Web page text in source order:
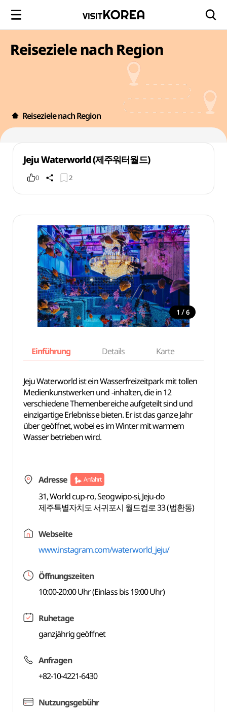
Reiseziele nach Region
Reiseziele nach Region
Jeju Waterworld (제주워터월드)
0 2
1 / 6
Einführung Details Karte
Jeju Waterworld ist ein Wasserfreizeitpark mit tollen
Medienkunstwerken und -inhalten, die in 12
verschiedene Themenbereiche aufgeteilt sind und
einzigartige Erlebnisse bieten. Er ist das ganze Jahr
über geöffnet, wobei es im Winter mit warmem
Wasser betrieben wird.
Adresse Anfahrt
31, World cup-ro, Seogwipo-si, Jeju-do
제주특별자치도 서귀포시 월드컵로 33 (법환동)
Webseite
www.instagram.com/waterworld_jeju/
Öffnungszeiten
10:00-20:00 Uhr (Einlass bis 19:00 Uhr)
Ruhetage
ganzjährig geöffnet
Anfragen
+82-10-4221-6430
Nutzungsgebühr